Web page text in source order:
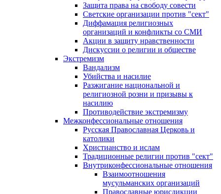
Защита права на свободу совести
Светские организации против "сект"
Диффамация религиозных
организаций и конфликты со СМИ
Акции в защиту нравственности
Дискуссии о религии и обществе
Экстремизм
Вандализм
Убийства и насилие
Разжигание национальной и
религиозной розни и призывы к
насилию
Противодействие экстремизму
Межконфессиональные отношения
Русская Православная Церковь и
католики
Христианство и ислам
Традиционные религии против "сект"
Внутриконфессиональные отношения
Взаимоотношения
мусульманских организаций
Православные юрисдикции